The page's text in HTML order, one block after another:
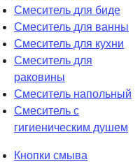
Смеситель для биде
Смеситель для ванны
Смеситель для кухни
Смеситель для
раковины
Смеситель напольный
Смеситель с
гигиеническим душем
Кнопки смыва